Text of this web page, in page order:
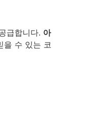
급합니다. 아
을 수 있는 코